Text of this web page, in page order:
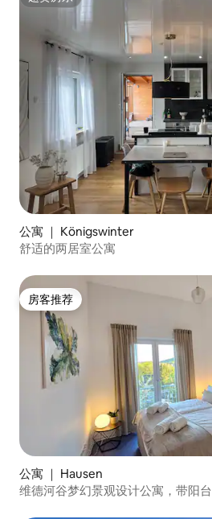
超赞房东
公寓 ｜ Königswinter
舒适的两居室公寓
房客推荐
房客推荐
公寓 ｜ Hausen
维德河谷梦幻景观设计公寓，带阳台